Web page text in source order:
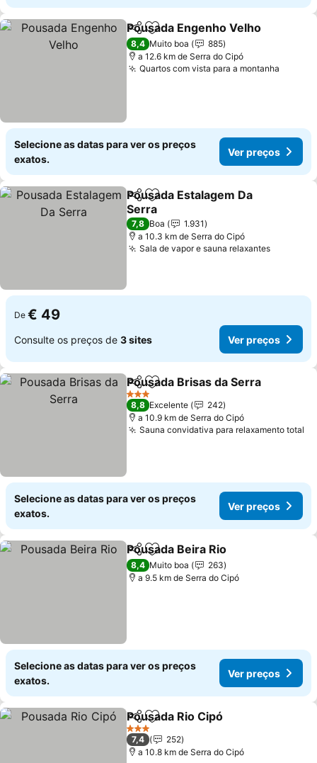
PartilharAdicionar aos favoritos
Pousada Engenho Velho
8,4 Muito boa
885
a 12.6 km de Serra do Cipó
Quartos com vista para a montanha
Selecione as datas para ver os preços
exatos.
Ver preços
PartilharAdicionar aos favoritos
Pousada Estalagem Da
Serra
7,8 Boa
1.931
a 10.3 km de Serra do Cipó
Sala de vapor e sauna relaxantes
De € 49
Consulte os preços de 3 sites Ver preços
PartilharAdicionar aos favoritos
Pousada Brisas da Serra
3 Estrelas
8,8 Excelente
242
a 10.9 km de Serra do Cipó
Sauna convidativa para relaxamento total
Selecione as datas para ver os preços
exatos.
Ver preços
PartilharAdicionar aos favoritos
Pousada Beira Rio
8,4 Muito boa
263
a 9.5 km de Serra do Cipó
Selecione as datas para ver os preços
exatos.
Ver preços
PartilharAdicionar aos favoritos
Pousada Rio Cipó
3 Estrelas
7,4
252
a 10.8 km de Serra do Cipó